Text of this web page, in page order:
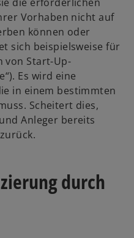
Vorhaben nicht auf
können oder
sich beispielsweise für
von Start-Up-
Es wird eine
in einem bestimmten
Scheitert dies,
Anleger bereits
durch